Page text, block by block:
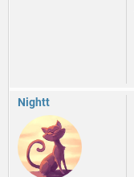
Nightt